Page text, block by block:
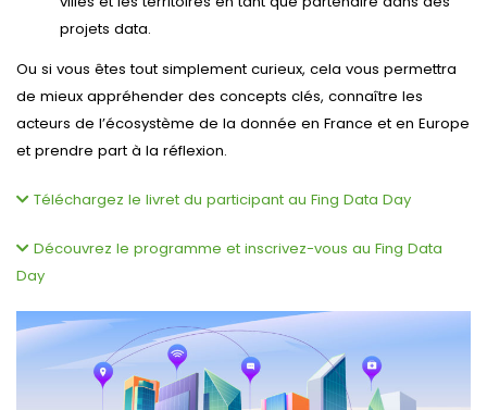
projets data.
Ou si vous êtes tout simplement curieux, cela vous permettra
de mieux appréhender des concepts clés, connaître les
acteurs de l’écosystème de la donnée en France et en Europe
et prendre part à la réflexion.
Téléchargez le livret du participant au Fing Data Day
Découvrez le programme et inscrivez-vous au Fing Data
Day